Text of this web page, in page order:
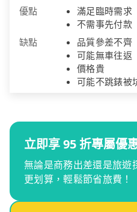
優點
滿足臨時需求
不需事先付款
缺點
品質參差不齊
可能無車往返
價格貴
可能不跳錶被
立即享 95 折專屬優
無論是商務出差還是旅遊
更划算，輕鬆節省旅費！